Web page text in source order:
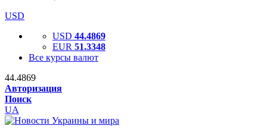
USD
USD 44.4869
EUR 51.3348
Все курсы валют
44.4869
Авторизация
Поиск
UA